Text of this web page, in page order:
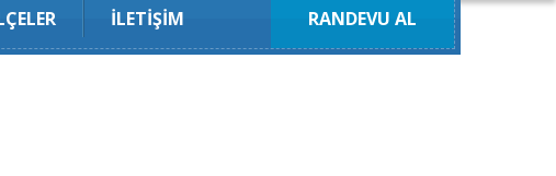
İLETIŞIM RANDEVU AL